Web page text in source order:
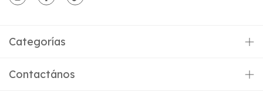
Categorías
Contactános